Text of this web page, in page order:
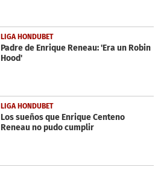
LIGA HONDUBET
Padre de Enrique Reneau: 'Era un Robin
Hood'
LIGA HONDUBET
Los sueños que Enrique Centeno
Reneau no pudo cumplir